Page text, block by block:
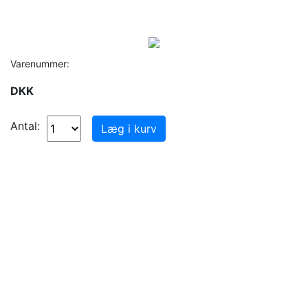
Varenummer:
DKK
Antal: